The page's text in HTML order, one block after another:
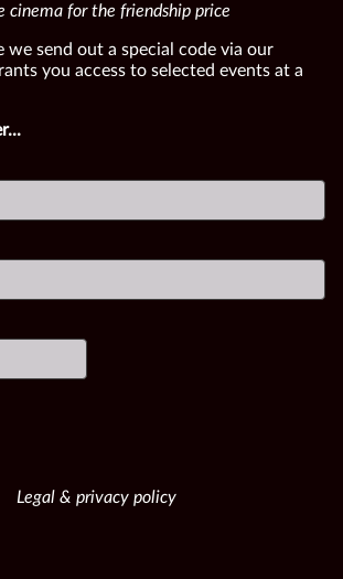
cinema for the friendship price
we send out a special code via our
you access to selected events at a
Legal & privacy policy